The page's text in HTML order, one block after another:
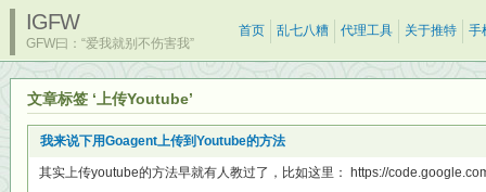
IGFW
GFW曰：“爱我就别不伤害我”
首页 乱七八糟 代理工具 关于推特 手
文章标签 ‘上传Youtube’
我来说下用Goagent上传到Youtube的方法
其实上传youtube的方法早就有人教过了，比如这里： https://